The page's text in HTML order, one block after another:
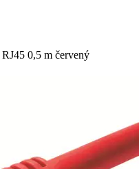
0,5 m červený